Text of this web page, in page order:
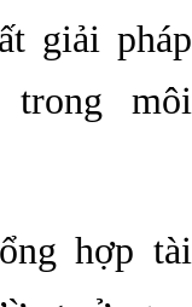
giải pháp
môi
hợp tài